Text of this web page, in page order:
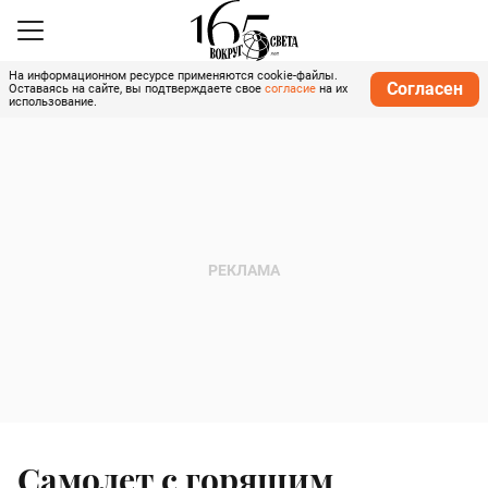
На информационном ресурсе применяются cookie-файлы.
Оставаясь на сайте, вы подтверждаете свое согласие на их
использование.
Согласен